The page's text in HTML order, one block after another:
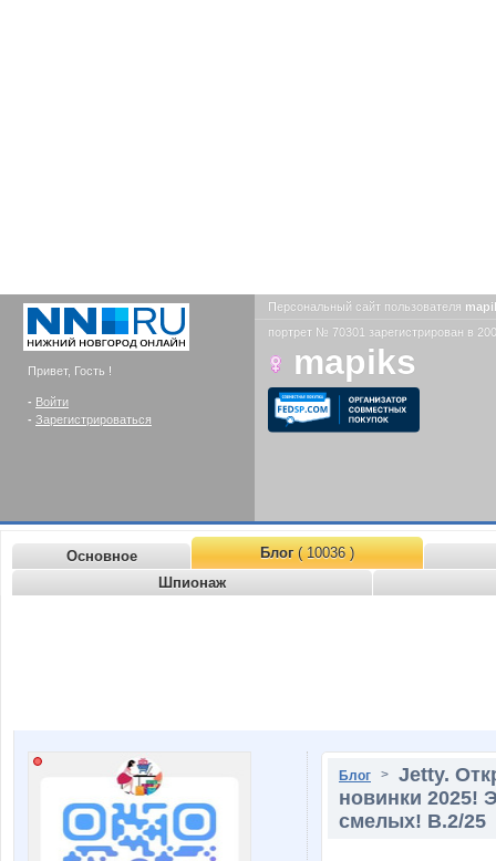
Привет, Гость !
- Войти
- Зарегистрироваться
Персональный сайт пользователя
портрет № 70301 зарегистрирован в
mapiks
Основное Блог( 10036 )
Шпионаж
Блог > Jetty.
новинки 2025!
смелых! В.2/25